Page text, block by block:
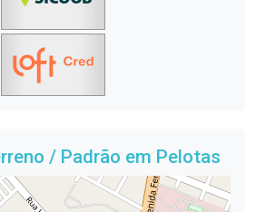
/ Padrão em Pelotas